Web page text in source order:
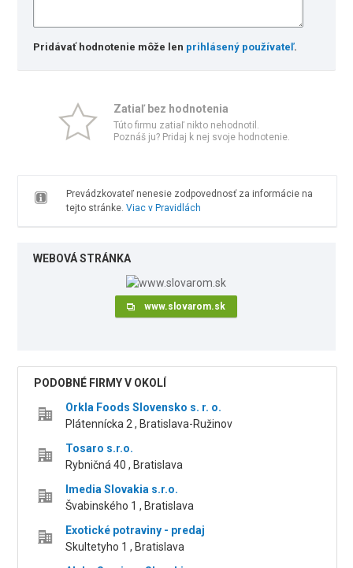
Pridávať hodnotenie môže len prihlásený používateľ.
Zatiaľ bez hodnotenia
Túto firmu zatiaľ nikto nehodnotil.
Poznáš ju? Pridaj k nej svoje hodnotenie.
Prevádzkovateľ nenesie zodpovednosť za informácie na
tejto stránke. Viac v Pravidlách
WEBOVÁ STRÁNKA
www.slovarom.sk
PODOBNÉ FIRMY V OKOLÍ
Orkla Foods Slovensko s. r. o.
Plátennícka 2 , Bratislava-Ružinov
Tosaro s.r.o.
Rybničná 40 , Bratislava
Imedia Slovakia s.r.o.
Švabinského 1 , Bratislava
Exotické potraviny - predaj
Skultetyho 1 , Bratislava